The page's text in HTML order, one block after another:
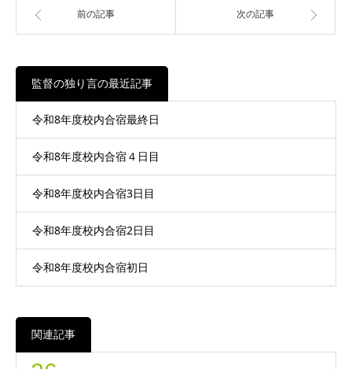
前の記事 次の記事
監督の独り言の最近記事
令和8年度校内合宿最終日
令和8年度校内合宿４日目
令和8年度校内合宿3日目
令和8年度校内合宿2日目
令和8年度校内合宿初日
関連記事